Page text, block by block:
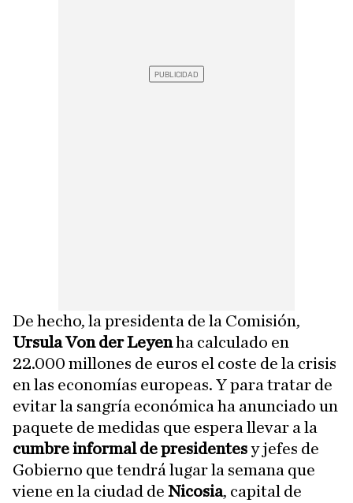
De hecho, la presidenta de la Comisión,
Ursula Von der Leyenha calculado en
22.000 millones de euros el coste de la crisis
en las economías europeas. Y para tratar de
evitar la sangría económica ha anunciado un
paquete de medidas que espera llevar a la
cumbre informal de presidentesy jefes de
Gobierno que tendrá lugar la semana que
viene en la ciudad de Nicosia, capital de